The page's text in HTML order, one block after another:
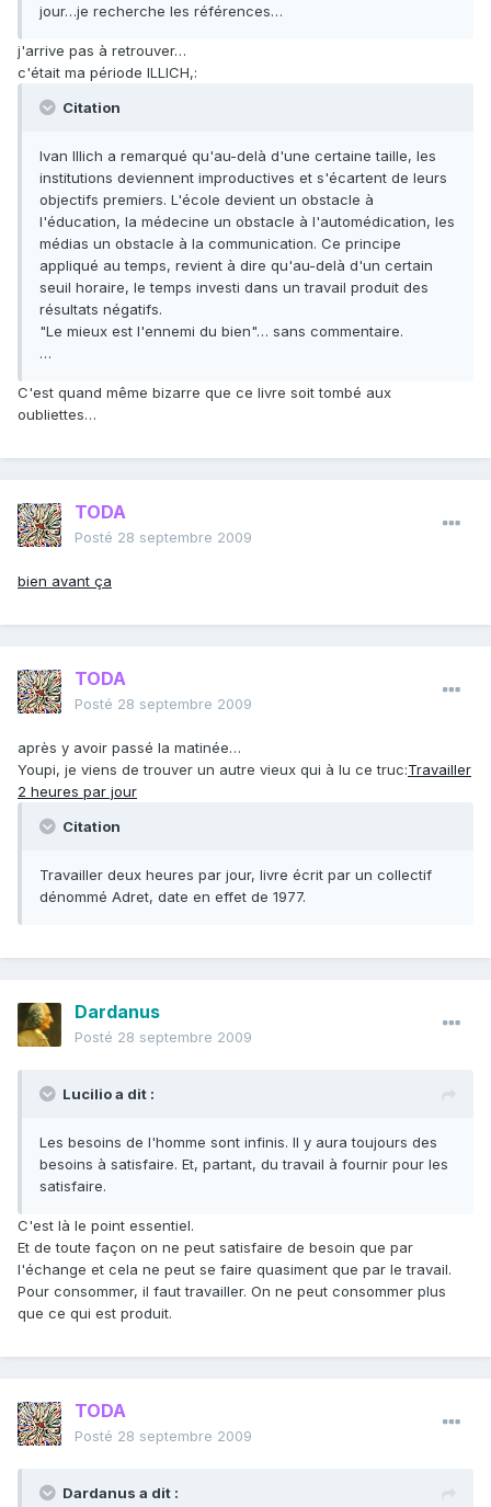
jour…je recherche les références…
j'arrive pas à retrouver…
c'était ma période ILLICH,:
Citation
Ivan Illich a remarqué qu'au-delà d'une certaine taille, les
institutions deviennent improductives et s'écartent de leurs
objectifs premiers. L'école devient un obstacle à
l'éducation, la médecine un obstacle à l'automédication, les
médias un obstacle à la communication. Ce principe
appliqué au temps, revient à dire qu'au-delà d'un certain
seuil horaire, le temps investi dans un travail produit des
résultats négatifs.
"Le mieux est l'ennemi du bien"… sans commentaire.
…
C'est quand même bizarre que ce livre soit tombé aux
oubliettes…
TODA
Posté 28 septembre 2009
bien avant ça
TODA
Posté 28 septembre 2009
après y avoir passé la matinée…
Youpi, je viens de trouver un autre vieux qui à lu ce truc:Travailler
2 heures par jour
Citation
Travailler deux heures par jour, livre écrit par un collectif
dénommé Adret, date en effet de 1977.
Dardanus
Posté 28 septembre 2009
Lucilio a dit :
Les besoins de l'homme sont infinis. Il y aura toujours des
besoins à satisfaire. Et, partant, du travail à fournir pour les
satisfaire.
C'est là le point essentiel.
Et de toute façon on ne peut satisfaire de besoin que par
l'échange et cela ne peut se faire quasiment que par le travail.
Pour consommer, il faut travailler. On ne peut consommer plus
que ce qui est produit.
TODA
Posté 28 septembre 2009
Dardanus a dit :